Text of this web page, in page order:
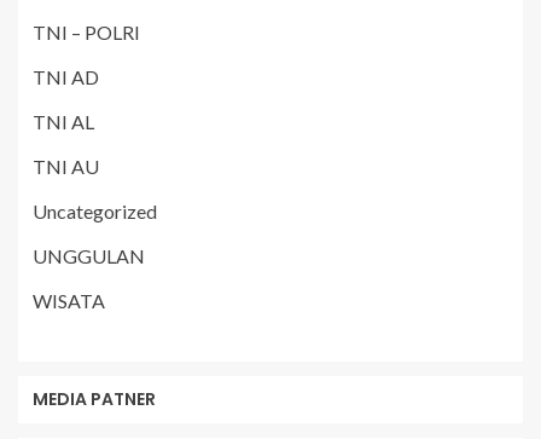
TNI – POLRI
TNI AD
TNI AL
TNI AU
Uncategorized
UNGGULAN
WISATA
MEDIA PATNER